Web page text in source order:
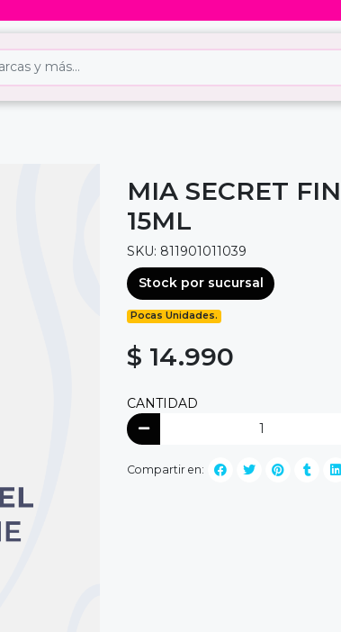
MIA SECRET
15ML
SKU: 811901011039
Stock por sucursal
Pocas Unidades.
$ 14.990
CANTIDAD
Compartir en: